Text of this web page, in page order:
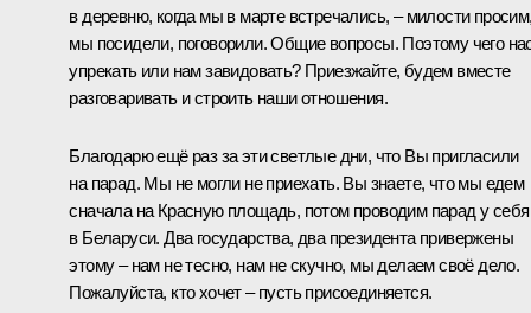
в деревню, когда мы в марте встречались, – милости
мы посидели, поговорили. Общие вопросы. Поэтому чего
упрекать или нам завидовать? Приезжайте, будем вместе
разговаривать и строить наши отношения.
Благодарю ещё раз за эти светлые дни, что Вы пригласили
на парад. Мы не могли не приехать. Вы знаете, что мы едем
сначала на Красную площадь, потом проводим парад у себя
в Беларуси. Два государства, два президента привержены
этому – нам не тесно, нам не скучно, мы делаем своё дело.
Пожалуйста, кто хочет – пусть присоединяется.